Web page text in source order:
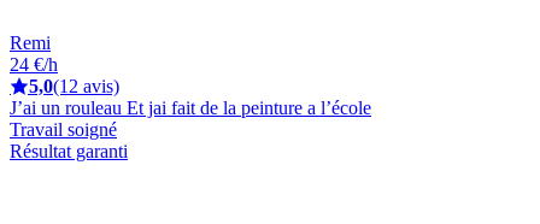
Remi
24 €/h
5,0(12 avis)
J’ai un rouleau Et jai fait de la peinture a l’école
Travail soigné
Résultat garanti